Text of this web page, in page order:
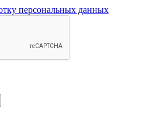
персональных данных